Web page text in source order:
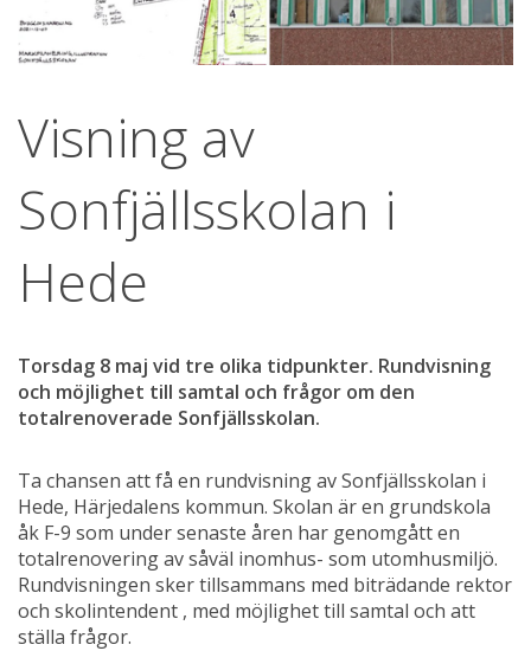
Visning av
Sonfjällsskolan i
Hede
Torsdag 8 maj vid tre olika tidpunkter. Rundvisning
och möjlighet till samtal och frågor om den
totalrenoverade Sonfjällsskolan.
Ta chansen att få en rundvisning av Sonfjällsskolan i
Hede, Härjedalens kommun. Skolan är en grundskola
åk F-9 som under senaste åren har genomgått en
totalrenovering av såväl inomhus- som utomhusmiljö.
Rundvisningen sker tillsammans med biträdande rektor
och skolintendent , med möjlighet till samtal och att
ställa frågor.